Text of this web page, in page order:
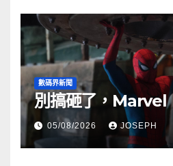
數碼界新聞
別搞砸了，Marvel
05/08/2026 JOSEPH